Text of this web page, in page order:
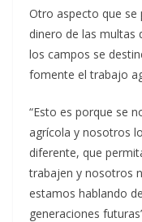
Otro aspecto que se
dinero de las multas
los campos se
fomente el trabajo
“Esto es porque se
agrícola y nosotros
diferente, que
trabajen y nosotros
estamos hablando
generaciones